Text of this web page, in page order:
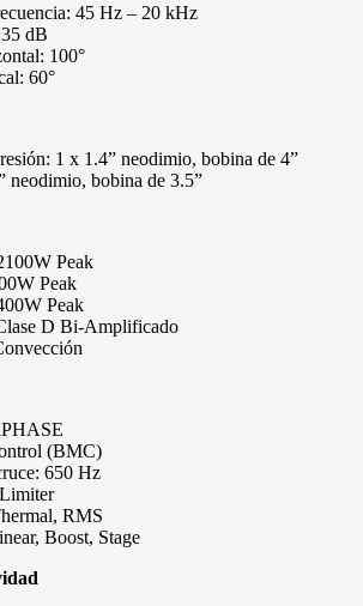
45 Hz – 20 kHz
dB
100°
60°
1 x 1.4” neodimio, bobina de 4”
neodimio, bobina de 3.5”
Peak
Peak
Peak
D Bi-Amplificado
(BMC)
650 Hz
RMS
Boost, Stage